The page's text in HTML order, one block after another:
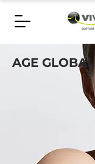
AGE GLOBAL